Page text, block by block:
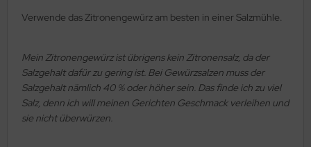
Verwende das Zitronengewürz am besten in einer Salzmühle.
Mein Zitronengewürz ist übrigens kein Zitronensalz, da der
Salzgehalt dafür zu gering ist. Bei Gewürzsalzen muss der
Salzgehalt nämlich 40 % oder höher sein. Das finde ich zu viel
Salz, denn ich will meinen Gerichten Geschmack verleihen und
sie nicht überwürzen.